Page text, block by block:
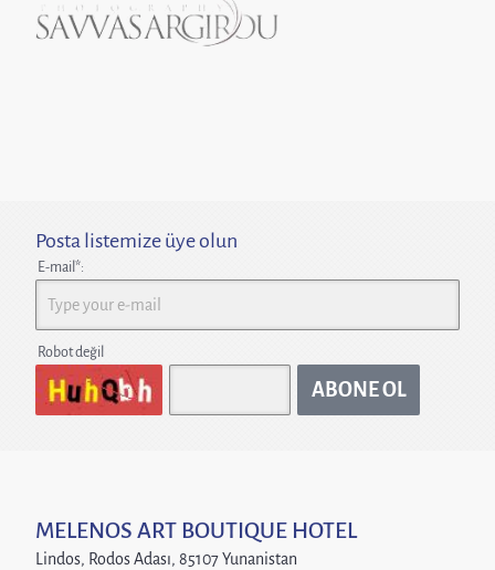
Posta listemize üye olun
E-mail*:
Robot değil
ABONE OL
MELENOS ART BOUTIQUE HOTEL
Lindos, Rodos Adası, 85107 Yunanistan